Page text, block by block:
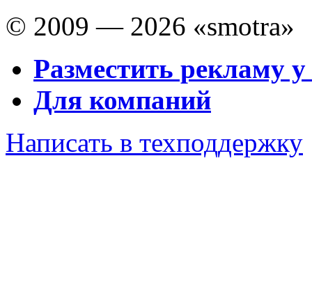
© 2009 — 2026 «smotra»
Разместить рекламу у
Для компаний
Написать в техподдержку